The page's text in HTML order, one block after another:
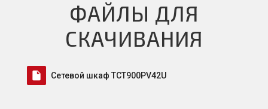
ФАЙЛЫ ДЛЯ
СКАЧИВАНИЯ
insert_drive_file Сетевой шкаф TCT900PV42U